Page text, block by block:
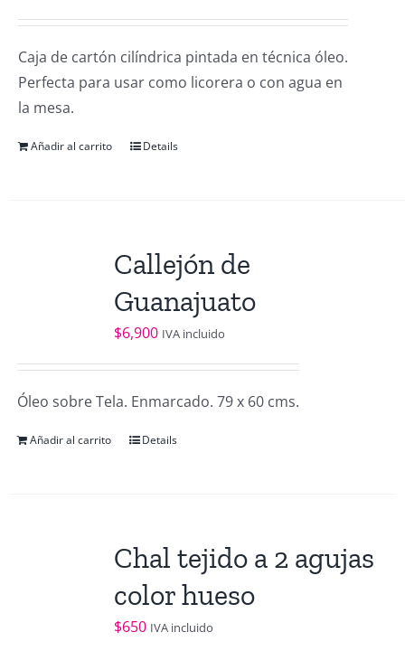
Caja de cartón cilíndrica pintada en técnica óleo.
Perfecta para usar como licorera o con agua en
la mesa.
Añadir al carrito Details
Callejón de
Guanajuato
$6,900 IVA incluido
Óleo sobre Tela. Enmarcado. 79 x 60 cms.
Añadir al carrito Details
Chal tejido a 2 agujas
color hueso
$650 IVA incluido